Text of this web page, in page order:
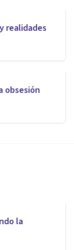
realidades
obsesión
la